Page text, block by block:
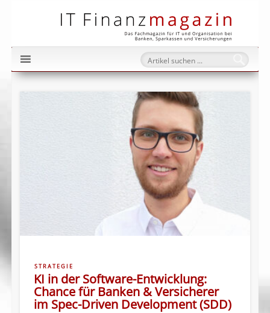
STRATEGIE
KI in der Software-Entwicklung:
Chance für Banken & Versicherer
im Spec-Driven Development (SDD)